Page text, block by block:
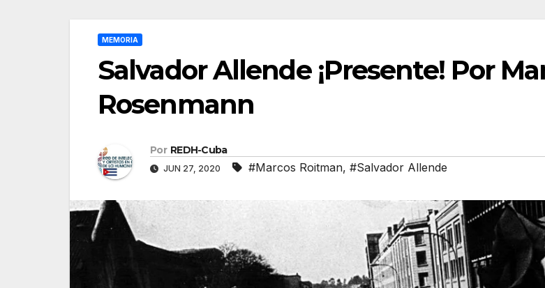
MEMORIA
Salvador Allende ¡Presente! Por
Rosenmann
Por REDH-Cuba
JUN 27, 2020 #Marcos Roitman, #Salvador Allende